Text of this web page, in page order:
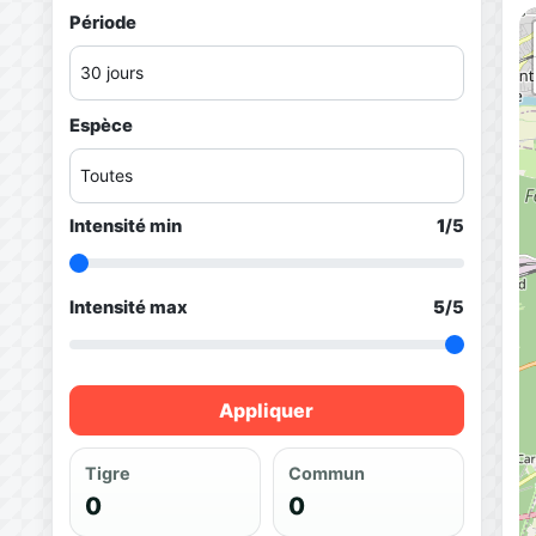
Période
Espèce
Intensité min 1/5
Intensité max 5/5
Appliquer
Tigre
0
Commun
0